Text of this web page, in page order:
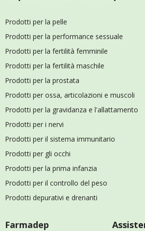
Prodotti per la pelle
Prodotti per la performance sessuale
Prodotti per la fertilità femminile
Prodotti per la fertilità maschile
Prodotti per la prostata
Prodotti per ossa, articolazioni e muscoli
Prodotti per la gravidanza e l'allattamento
Prodotti per i nervi
Prodotti per il sistema immunitario
Prodotti per gli occhi
Prodotti per la prima infanzia
Prodotti per il controllo del peso
Prodotti depurativi e drenanti
Farmadep